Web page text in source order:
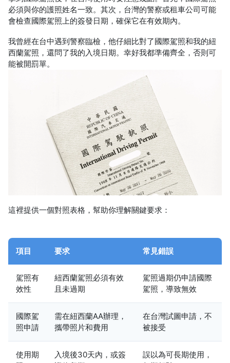
必須與你的護照姓名一致。其次，台灣的警察或租車公司可能
會檢查國際駕照上的簽發日期，確保它在有效期內。
我曾經在台中遇到警察臨檢，他仔細比對了國際駕照和我的紐
西蘭駕照，還問了我的入境日期。幸好我都準備齊全，否則可
能被開罰單。
這裡提供一個對照表格，幫助你理解關鍵要求：
項目 要求 常見錯誤
駕照有
效性
紐西蘭駕照必須有效
且未過期
駕照過期仍申請國際
駕照，導致無效
國際駕
照申請
需在紐西蘭AA辦理，
攜帶照片和費用
在台灣試圖申請，不
被接受
使用期
入境後30天內，或簽
誤以為可長期使用，